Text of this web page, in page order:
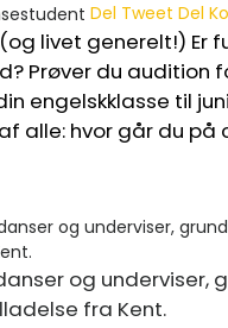
Del Tweet Del
livet generelt!) Er
Prøver du audition
engelskklasse til
alle: hvor går du
og underviser,
fra Kent.